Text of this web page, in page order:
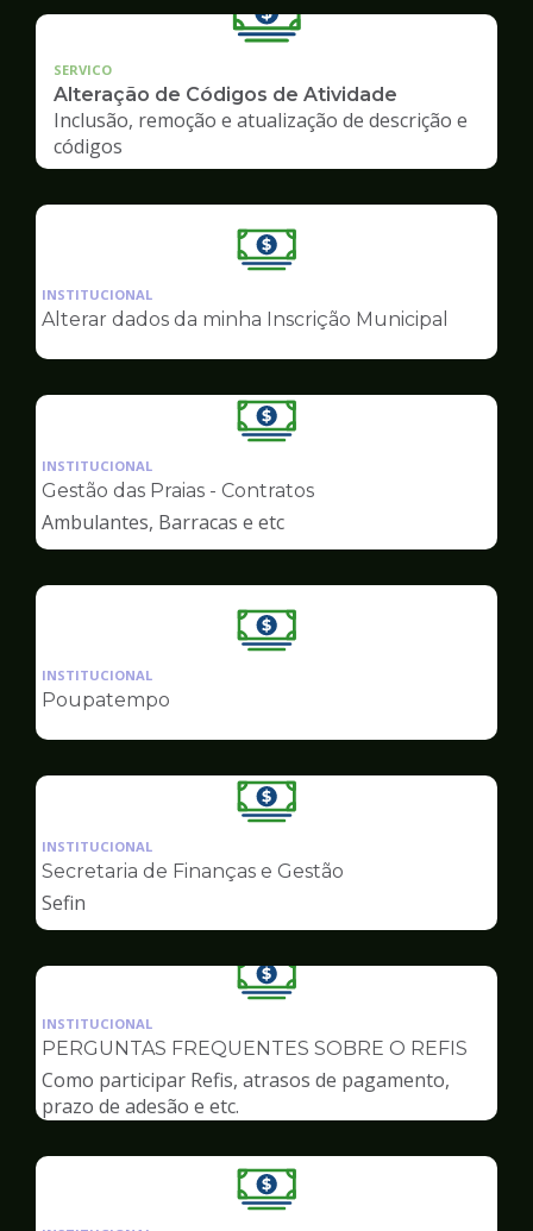
SERVICO
Alteração de Códigos de Atividade
Inclusão, remoção e atualização de descrição e
códigos
Ilustração
pagina
Finanças
INSTITUCIONAL
Alterar dados da minha Inscrição Municipal
Ilustração
pagina
de
Finanças
INSTITUCIONAL
Gestão das Praias - Contratos
Ambulantes, Barracas e etc
Ilustração
Finanças
INSTITUCIONAL
Poupatempo
Ilustração
pagina
INSTITUCIONAL
Secretaria de Finanças e Gestão
Sefin
Ilustração
pagina
Finanças
INSTITUCIONAL
PERGUNTAS FREQUENTES SOBRE O REFIS
Como participar Refis, atrasos de pagamento,
prazo de adesão e etc.
Ilustração